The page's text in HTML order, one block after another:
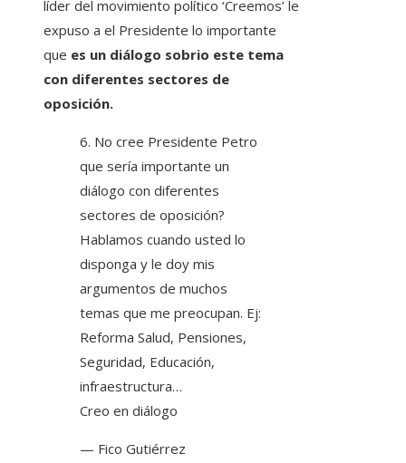
líder del movimiento político ‘Creemos’ le
expuso a el Presidente lo importante
que es un diálogo sobrio este tema
con diferentes sectores de
oposición.
6. No cree Presidente Petro
que sería importante un
diálogo con diferentes
sectores de oposición?
Hablamos cuando usted lo
disponga y le doy mis
argumentos de muchos
temas que me preocupan. Ej:
Reforma Salud, Pensiones,
Seguridad, Educación,
infraestructura…
Creo en diálogo
— Fico Gutiérrez